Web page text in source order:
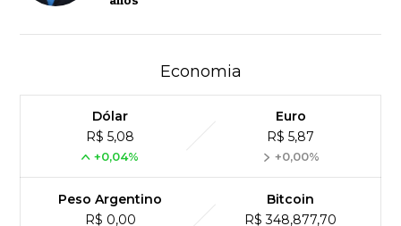
Economia
Dólar
R$ 5,08
+0,04%
Euro
R$ 5,87
+0,00%
Peso Argentino
R$ 0,00
Bitcoin
R$ 348,877,70